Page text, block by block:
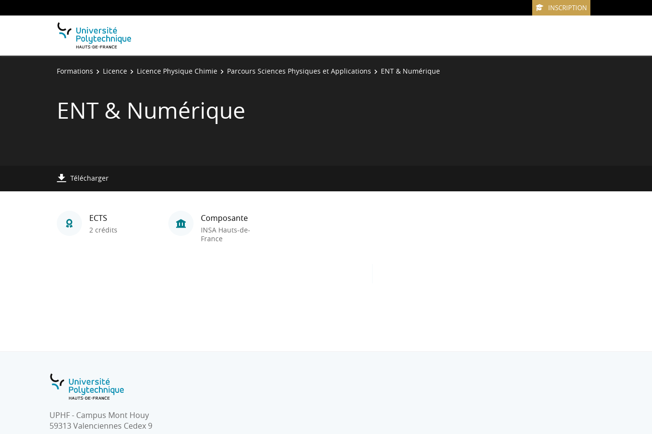
INSCRIPTION
Formations Licence Licence Physique Chimie Parcours Sciences Physiques et Applications ENT & Numérique
ENT & Numérique
Télécharger
ECTS
2 crédits
Composante
INSA Hauts-de-
France
UPHF - Campus Mont Houy
59313 Valenciennes Cedex 9